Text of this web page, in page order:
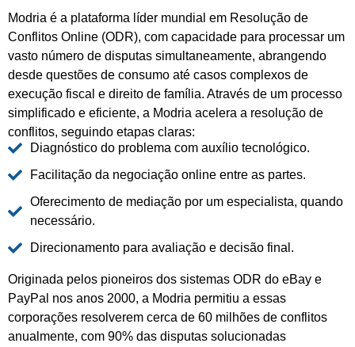
Modria é a plataforma líder mundial em Resolução de
Conflitos Online (ODR), com capacidade para processar um
vasto número de disputas simultaneamente, abrangendo
desde questões de consumo até casos complexos de
execução fiscal e direito de família. Através de um processo
simplificado e eficiente, a Modria acelera a resolução de
conflitos, seguindo etapas claras:
Diagnóstico do problema com auxílio tecnológico.
Facilitação da negociação online entre as partes.
Oferecimento de mediação por um especialista, quando
necessário.
Direcionamento para avaliação e decisão final.
Originada pelos pioneiros dos sistemas ODR do eBay e
PayPal nos anos 2000, a Modria permitiu a essas
corporações resolverem cerca de 60 milhões de conflitos
anualmente, com 90% das disputas solucionadas